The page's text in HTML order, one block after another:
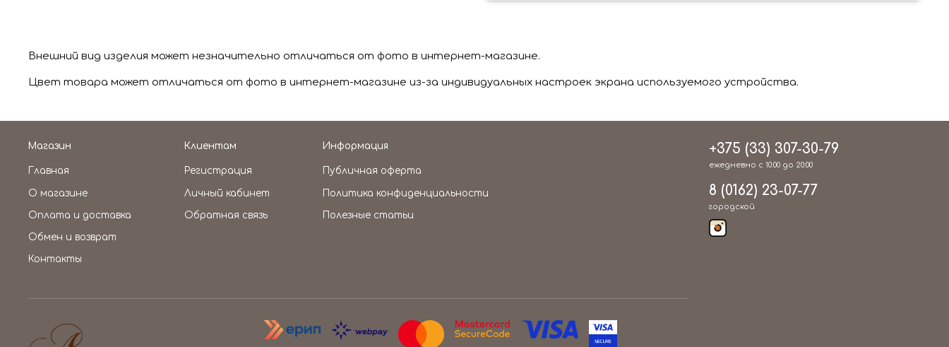
Внешний вид изделия может незначительно отличаться от фото в интернет-магазине.
Цвет товара может отличаться от фото в интернет-магазине из-за индивидуальных настроек экрана используемого устройства.
Магазин
Главная
О магазине
Оплата и доставка
Обмен и возврат
Контакты
Клиентам
Регистрация
Личный кабинет
Обратная связь
Информация
Публичная оферта
Политика конфиденциальности
Полезные статьи
+375 (33) 307-30-79
ежедневно с 10:00 до 20:00
8 (0162) 23-07-77
городской